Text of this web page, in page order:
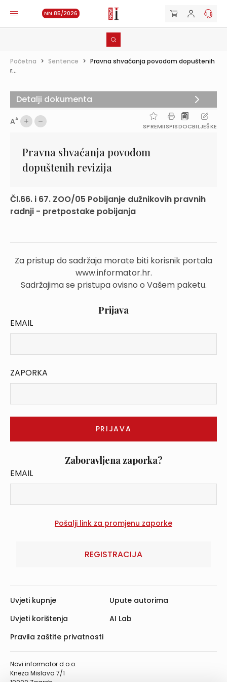
NN 85/2026
Početna > Sentence > Pravna shvaćanja povodom dopuštenih
r...
AA
SPREMIISPISDOCBILJEŠKE
Pravna shvaćanja povodom
dopuštenih revizija
Čl.66. i 67. ZOO/05 Pobijanje dužnikovih pravnih
radnji - pretpostake pobijanja
Za pristup do sadržaja morate biti korisnik portala
www.informator.hr.
Sadržajima se pristupa ovisno o Vašem paketu.
Prijava
EMAIL
ZAPORKA
Zaboravljena zaporka?
EMAIL
REGISTRACIJA
Detalji dokumenta
Novi informator d.o.o.
Kneza Mislava 7/1
Uvjeti kupnje
Uvjeti korištenja
Pravila zaštite privatnosti
Upute autorima
AI Lab